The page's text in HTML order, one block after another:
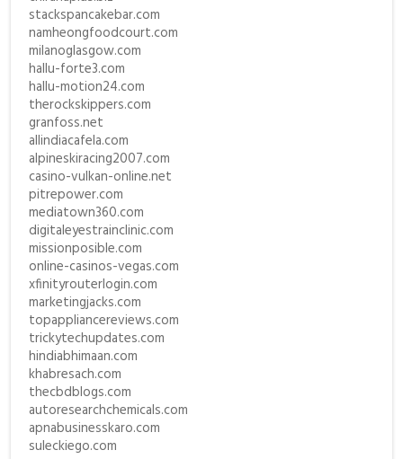
stackspancakebar.com
namheongfoodcourt.com
milanoglasgow.com
hallu-forte3.com
hallu-motion24.com
therockskippers.com
granfoss.net
allindiacafela.com
alpineskiracing2007.com
casino-vulkan-online.net
pitrepower.com
mediatown360.com
digitaleyestrainclinic.com
missionposible.com
online-casinos-vegas.com
xfinityrouterlogin.com
marketingjacks.com
topappliancereviews.com
trickytechupdates.com
hindiabhimaan.com
khabresach.com
thecbdblogs.com
autoresearchchemicals.com
apnabusinesskaro.com
suleckiego.com